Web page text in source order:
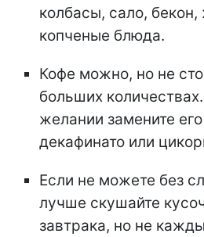
колбасы, сало,
копченые блюда.
Кофе можно, но не
больших
желании замените
декафинато или
Если не можете без
лучше скушайте
завтрака, но не